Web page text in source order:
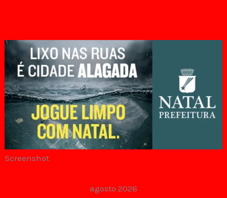
Screenshot
agosto 2026